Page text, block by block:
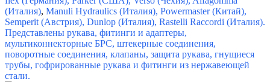
(Италия), Manuli Hydraulics (Италия), Powermaster (Китай),
Semperit (Австрия), Dunlop (Италия), Rastelli Raccordi (Италия).
Представлены рукава, фитинги и адаптеры,
мультиконнекторные БРС, штекерные соединения,
поворотные соединения, клапаны, защита рукава, гнущиеся
трубы, гофрированные рукава и фитинги из нержавеющей
стали.